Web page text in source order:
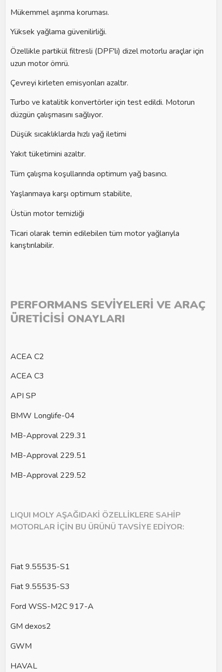
Mükemmel aşınma koruması.
Yüksek yağlama güvenilirliği.
Özellikle partikül filtresli (DPF'li) dizel motorlu araçlar için
uzun motor ömrü.
Çevreyi kirleten emisyonları azaltır.
Turbo ve katalitik konvertörler için test edildi. Motorun
düzgün çalışmasını sağlıyor.
Düşük sıcaklıklarda hızlı yağ iletimi
Yakıt tüketimini azaltır.
Tüm çalışma koşullarında optimum yağ basıncı.
Yaşlanmaya karşı optimum stabilite,
Üstün motor temizliği
Ticari olarak temin edilebilen tüm motor yağlarıyla
karıştırılabilir.
PERFORMANS SEVİYELERİ VE ARAÇ
ÜRETİCİSİ ONAYLARI
ACEA C2
ACEA C3
API SP
BMW Longlife-04
MB-Approval 229.31
MB-Approval 229.51
MB-Approval 229.52
LIQUI MOLY AŞAĞIDAKİ ÖZELLİKLERE SAHİP
MOTORLAR İÇİN BU ÜRÜNÜ TAVSİYE EDİYOR:
Fiat 9.55535-S1
Fiat 9.55535-S3
Ford WSS-M2C 917-A
GM dexos2
GWM
HAVAL